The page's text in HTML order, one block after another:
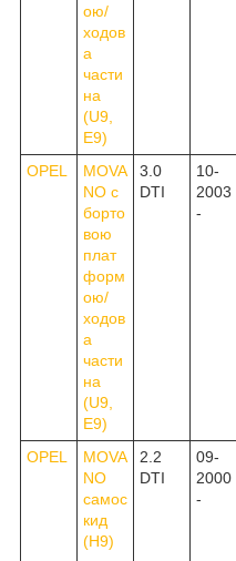
ою/
ходов
а
части
на
(U9,
E9)
OPEL
MOVA
NO c
борто
вою
плат
форм
ою/
ходов
а
части
на
(U9,
E9)
3.0
DTI
10-
2003
-
OPEL
MOVA
NO
самос
кид
(H9)
2.2
DTI
09-
2000
-